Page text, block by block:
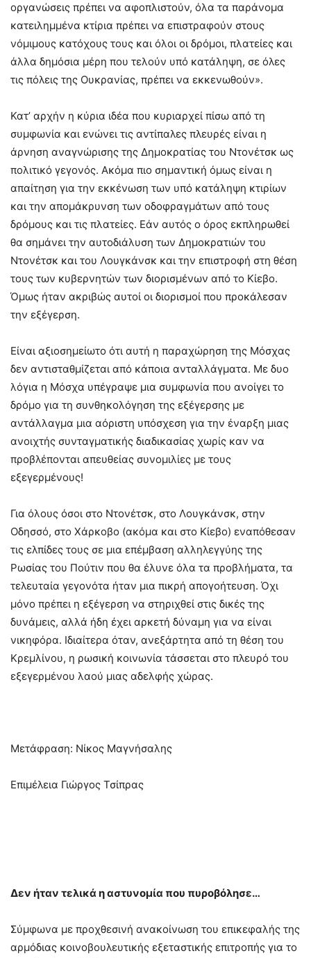
οργανώσεις πρέπει να αφοπλιστούν, όλα τα παράνομα
κατειλημμένα κτίρια πρέπει να επιστραφούν στους
νόμιμους κατόχους τους και όλοι οι δρόμοι, πλατείες και
άλλα δημόσια μέρη που τελούν υπό κατάληψη, σε όλες
τις πόλεις της Ουκρανίας, πρέπει να εκκενωθούν».
Κατ’ αρχήν η κύρια ιδέα που κυριαρχεί πίσω από τη
συμφωνία και ενώνει τις αντίπαλες πλευρές είναι η
άρνηση αναγνώρισης της Δημοκρατίας του Ντονέτσκ ως
πολιτικό γεγονός. Ακόμα πιο σημαντική όμως είναι η
απαίτηση για την εκκένωση των υπό κατάληψη κτιρίων
και την απομάκρυνση των οδοφραγμάτων από τους
δρόμους και τις πλατείες. Εάν αυτός ο όρος εκπληρωθεί
θα σημάνει την αυτοδιάλυση των Δημοκρατιών του
Ντονέτσκ και του Λουγκάνσκ και την επιστροφή στη θέση
τους των κυβερνητών των διορισμένων από το Κίεβο.
Όμως ήταν ακριβώς αυτοί οι διορισμοί που προκάλεσαν
την εξέγερση.
Είναι αξιοσημείωτο ότι αυτή η παραχώρηση της Μόσχας
δεν αντισταθμίζεται από κάποια ανταλλάγματα. Με δυο
λόγια η Μόσχα υπέγραψε μια συμφωνία που ανοίγει το
δρόμο για τη συνθηκολόγηση της εξέγερσης με
αντάλλαγμα μια αόριστη υπόσχεση για την έναρξη μιας
ανοιχτής συνταγματικής διαδικασίας χωρίς καν να
προβλέπονται απευθείας συνομιλίες με τους
εξεγερμένους!
Για όλους όσοι στο Ντονέτσκ, στο Λουγκάνσκ, στην
Οδησσό, στο Χάρκοβο (ακόμα και στο Κίεβο) εναπόθεσαν
τις ελπίδες τους σε μια επέμβαση αλληλεγγύης της
Ρωσίας του Πούτιν που θα έλυνε όλα τα προβλήματα, τα
τελευταία γεγονότα ήταν μια πικρή απογοήτευση. Όχι
μόνο πρέπει η εξέγερση να στηριχθεί στις δικές της
δυνάμεις, αλλά ήδη έχει αρκετή δύναμη για να είναι
νικηφόρα. Ιδιαίτερα όταν, ανεξάρτητα από τη θέση του
Κρεμλίνου, η ρωσική κοινωνία τάσσεται στο πλευρό του
εξεγερμένου λαού μιας αδελφής χώρας.
Μετάφραση: Νίκος Μαγνήσαλης
Επιμέλεια Γιώργος Τσίπρας
Δεν ήταν τελικά η αστυνομία που πυροβόλησε…
Σύμφωνα με προχθεσινή ανακοίνωση του επικεφαλής της
αρμόδιας κοινοβουλευτικής εξεταστικής επιτροπής για το